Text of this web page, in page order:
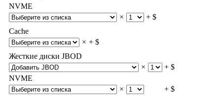
NVME
×
+ $
Cache
× + $
Жесткие диски JBOD
×
+ $
NVME
×
+ $